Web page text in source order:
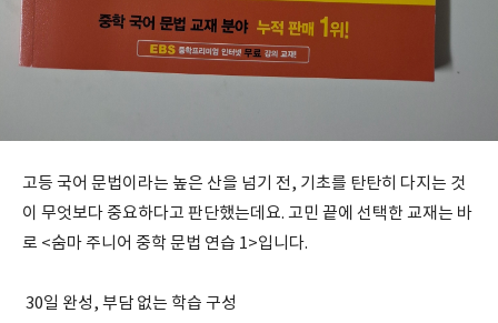
고등 국어 문법이라는 높은 산을 넘기 전, 기초를 탄탄히 다지는 것
이 무엇보다 중요하다고 판단했는데요. 고민 끝에 선택한 교재는 바
로 <숨마 주니어 중학 문법 연습 1>입니다.
30일 완성, 부담 없는 학습 구성